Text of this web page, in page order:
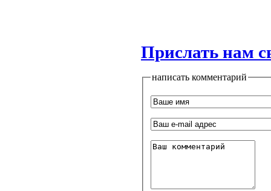
Прислать нам
написать комментарий